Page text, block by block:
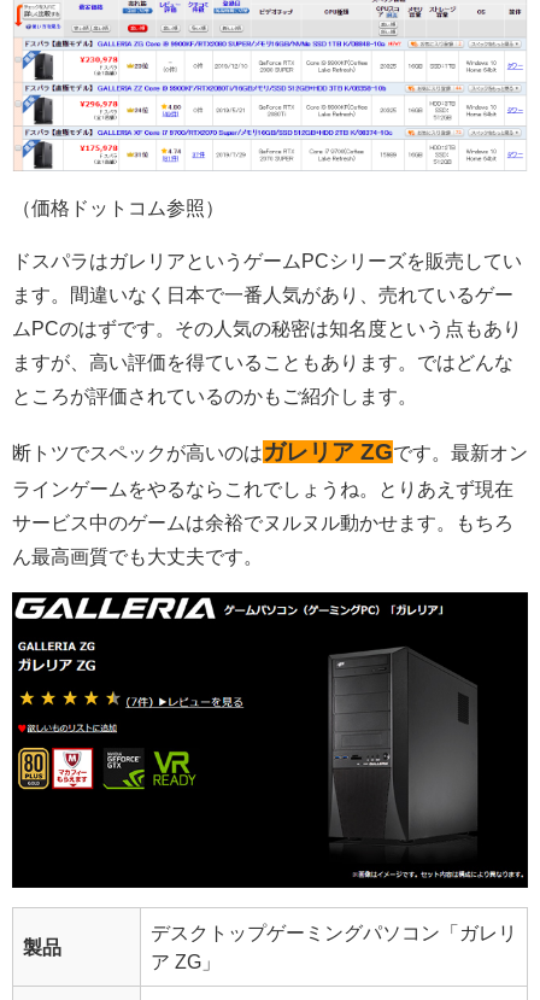
（価格ドットコム参照）
ドスパラはガレリアというゲームPCシリーズを販売してい
ます。
間違いなく日本で一番人気があり、売れているゲー
ムPCのはずです。その人気の秘密は知名度という点もあり
ますが、高い評価を得ていることもあります。ではどんな
ところが評価されているのかもご紹介します。
断トツでスペックが高いのはガレリア ZGです。最新オン
ラインゲームをやるならこれでしょうね。とりあえず現在
サービス中のゲームは余裕でヌルヌル動かせます。もちろ
ん最高画質でも大丈夫です。
製品
デスクトップゲーミングパソコン「ガレリ
ア ZG」